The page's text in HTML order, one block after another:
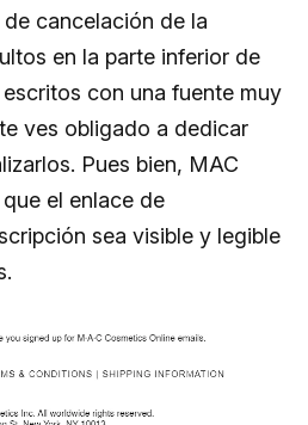
cancelación de la
en la parte inferior de
con una fuente muy
ves obligado a dedicar
Pues bien, MAC
el enlace de
sea visible y legible